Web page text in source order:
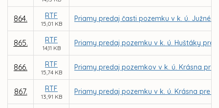
864. RTF
15,01 KB
Priamy predaj časti pozemku v k. ú. Južné
865. RTF
14,11 KB
Priamy predaj pozemku v k. ú. Huštáky pre
866. RTF
15,74 KB
Priamy predaj pozemkov v k. ú. Krásna pre
867. RTF
13,91 KB
Priamy predaj pozemku v k. ú. Krásna pre